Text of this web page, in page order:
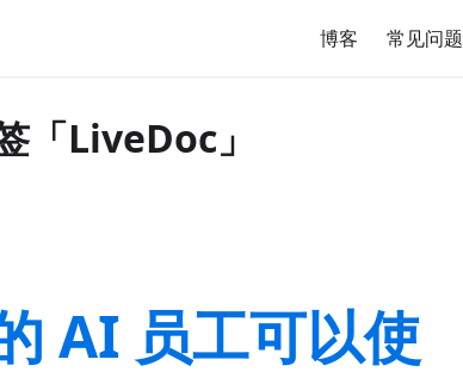
博客 常见问题
「LiveDoc」
AI 员工可以使